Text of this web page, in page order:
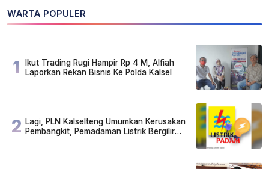
WARTA POPULER
1
Ikut Trading Rugi Hampir Rp 4 M, Alfiah
Laporkan Rekan Bisnis Ke Polda Kalsel
2 Lagi, PLN Kalselteng Umumkan Kerusakan
Pembangkit, Pemadaman Listrik Bergilir